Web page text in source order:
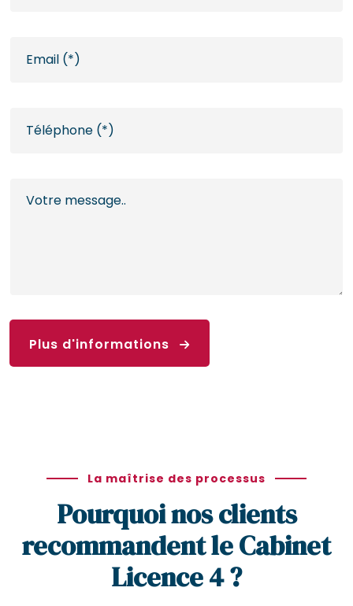
Plus d'informations
La maîtrise des processus
Pourquoi nos clients
recommandent le Cabinet
Licence 4 ?